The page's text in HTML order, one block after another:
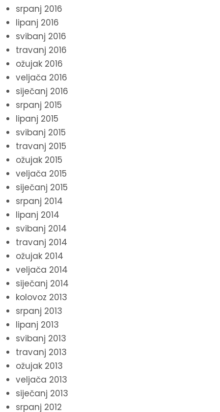
srpanj 2016
lipanj 2016
svibanj 2016
travanj 2016
ožujak 2016
veljača 2016
siječanj 2016
srpanj 2015
lipanj 2015
svibanj 2015
travanj 2015
ožujak 2015
veljača 2015
siječanj 2015
srpanj 2014
lipanj 2014
svibanj 2014
travanj 2014
ožujak 2014
veljača 2014
siječanj 2014
kolovoz 2013
srpanj 2013
lipanj 2013
svibanj 2013
travanj 2013
ožujak 2013
veljača 2013
siječanj 2013
srpanj 2012